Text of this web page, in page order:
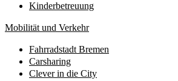
Kinderbetreuung
Mobilität und Verkehr
Fahrradstadt Bremen
Carsharing
Clever in die City